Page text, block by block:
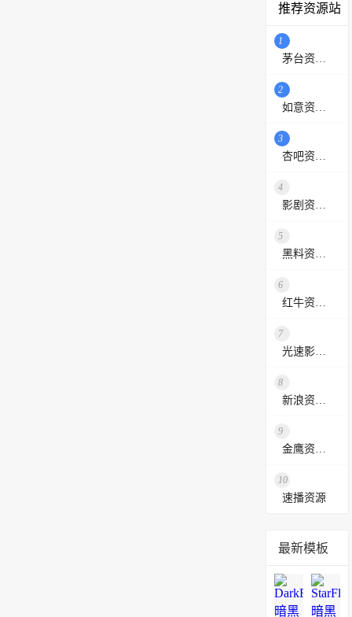
推荐资源站
1
2
3
4
5
6
7
8
9
10
速播资源
最新模板